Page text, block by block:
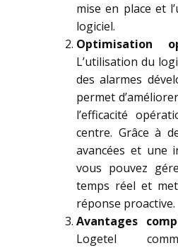
mise en place et
logiciel.
Optimisation
L’utilisation du
des alarmes
permet
l’efficacité
centre. Grâce à
avancées et une
vous pouvez
temps réel et
réponse proactive.
Avantages
Logetel